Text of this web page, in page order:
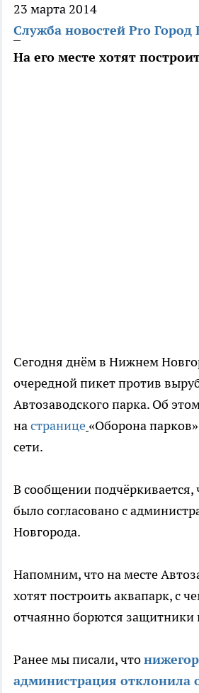
23 марта 2014
Служба новостей Pro Город
На его месте хотят
Сегодня днём в Нижнем
очередной пикет против
Автозаводского парка. Об
настранице «Оборона
сети.
В сообщении подчёркивается,
было согласовано с
Новгорода.
Напомним, что на месте
хотят построить аквапарк, с
отчаянно борются защитники
Ранее мы писали, что
администрация отклонила